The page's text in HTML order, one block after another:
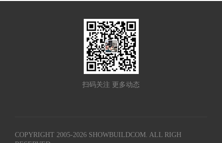
扫码关注 更多动态
COPYRIGHT 2005-2026 SHOWBUILDCOM. ALL RIGH